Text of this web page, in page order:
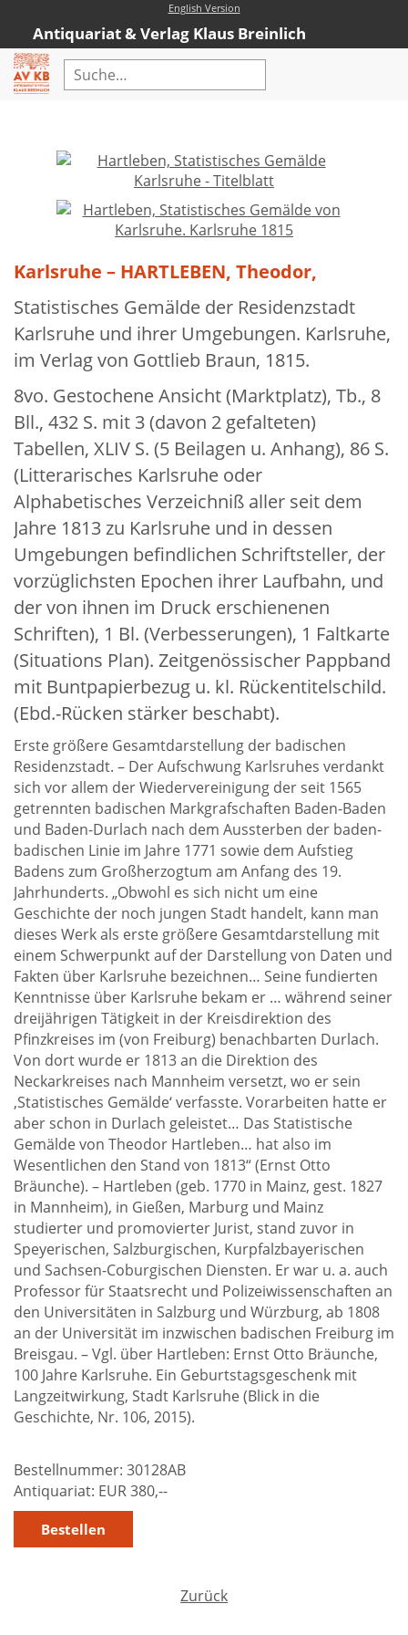
English Version
Antiquariat & Verlag Klaus Breinlich
Erweiterte Suche
Kataloge
AVKB-Edition Downloads
Buchempfehlungen
Neubuchsortiment
Über uns
Aktuelles
Meine Tätigkeitsfelder
Buchbinderei und Restauration
Glossar und Bibliographien
Warenkorb
Kontakt
Newsletter
Karlsruhe – HARTLEBEN, Theodor,
Statistisches Gemälde der Residenzstadt
Karlsruhe und ihrer Umgebungen. Karlsruhe,
im Verlag von Gottlieb Braun, 1815.
8vo. Gestochene Ansicht (Marktplatz), Tb., 8
Bll., 432 S. mit 3 (davon 2 gefalteten)
Tabellen, XLIV S. (5 Beilagen u. Anhang), 86 S.
(Litterarisches Karlsruhe oder
Alphabetisches Verzeichniß aller seit dem
Jahre 1813 zu Karlsruhe und in dessen
Umgebungen befindlichen Schriftsteller, der
vorzüglichsten Epochen ihrer Laufbahn, und
der von ihnen im Druck erschienenen
Schriften), 1 Bl. (Verbesserungen), 1 Faltkarte
(Situations Plan). Zeitgenössischer Pappband
mit Buntpapierbezug u. kl. Rückentitelschild.
(Ebd.-Rücken stärker beschabt).
Erste größere Gesamtdarstellung der badischen
Residenzstadt. – Der Aufschwung Karlsruhes verdankt
sich vor allem der Wiedervereinigung der seit 1565
getrennten badischen Markgrafschaften Baden-Baden
und Baden-Durlach nach dem Aussterben der baden-
badischen Linie im Jahre 1771 sowie dem Aufstieg
Badens zum Großherzogtum am Anfang des 19.
Jahrhunderts. „Obwohl es sich nicht um eine
Geschichte der noch jungen Stadt handelt, kann man
dieses Werk als erste größere Gesamtdarstellung mit
einem Schwerpunkt auf der Darstellung von Daten und
Fakten über Karlsruhe bezeichnen… Seine fundierten
Kenntnisse über Karlsruhe bekam er … während seiner
dreijährigen Tätigkeit in der Kreisdirektion des
Pfinzkreises im (von Freiburg) benachbarten Durlach.
Von dort wurde er 1813 an die Direktion des
Neckarkreises nach Mannheim versetzt, wo er sein
‚Statistisches Gemälde‘ verfasste. Vorarbeiten hatte er
aber schon in Durlach geleistet… Das Statistische
Gemälde von Theodor Hartleben… hat also im
Wesentlichen den Stand von 1813“ (Ernst Otto
Bräunche). – Hartleben (geb. 1770 in Mainz, gest. 1827
in Mannheim), in Gießen, Marburg und Mainz
studierter und promovierter Jurist, stand zuvor in
Speyerischen, Salzburgischen, Kurpfalzbayerischen
und Sachsen-Coburgischen Diensten. Er war u. a. auch
Professor für Staatsrecht und Polizeiwissenschaften an
den Universitäten in Salzburg und Würzburg, ab 1808
an der Universität im inzwischen badischen Freiburg im
Breisgau. – Vgl. über Hartleben: Ernst Otto Bräunche,
100 Jahre Karlsruhe. Ein Geburtstagsgeschenk mit
Langzeitwirkung, Stadt Karlsruhe (Blick in die
Geschichte, Nr. 106, 2015).
Bestellnummer: 30128AB
Antiquariat: EUR 380,--
Zurück